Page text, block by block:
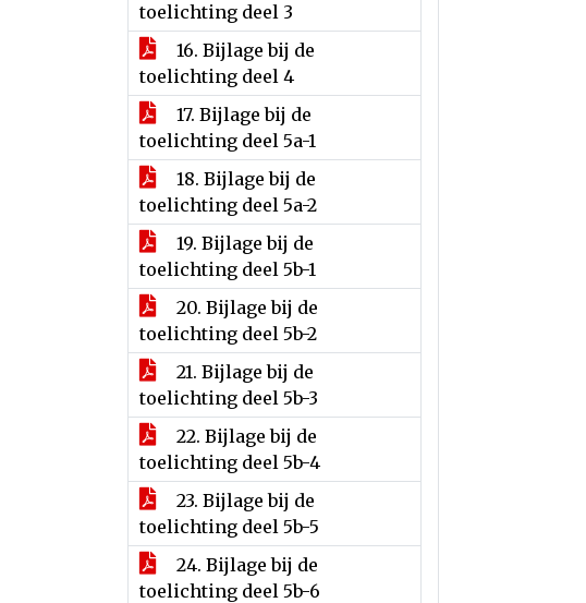
toelichting deel 3
16. Bijlage bij de
toelichting deel 4
17. Bijlage bij de
toelichting deel 5a-1
18. Bijlage bij de
toelichting deel 5a-2
19. Bijlage bij de
toelichting deel 5b-1
20. Bijlage bij de
toelichting deel 5b-2
21. Bijlage bij de
toelichting deel 5b-3
22. Bijlage bij de
toelichting deel 5b-4
23. Bijlage bij de
toelichting deel 5b-5
24. Bijlage bij de
toelichting deel 5b-6